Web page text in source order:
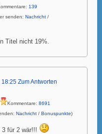
139
senden: Nachricht /
Titel nicht 19%.
18:25 Zum Antworten
Kommentare: 8691
Nachricht / Bonuspunkte)
3 für 2 wär!!!